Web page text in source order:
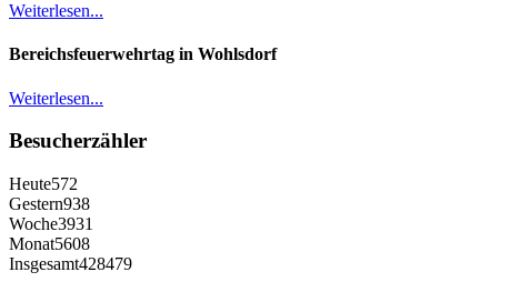
Weiterlesen...
Bereichsfeuerwehrtag in Wohlsdorf
Weiterlesen...
Besucherzähler
Heute572
Gestern938
Woche3931
Monat5608
Insgesamt428479